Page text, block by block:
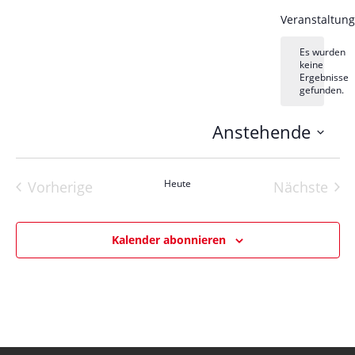
Hinweis
Es wurden
keine
Ergebnisse
gefunden.
Anstehende
Datum
Vorherige
Heute
Nächste
Kalender abonnieren